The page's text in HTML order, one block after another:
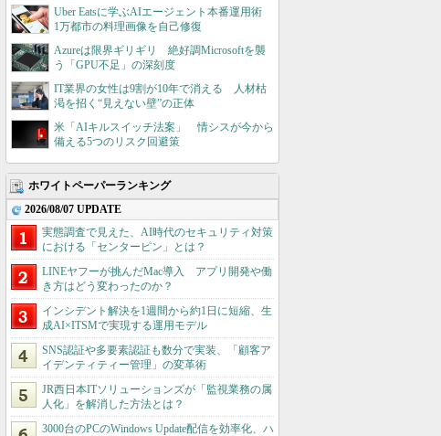
Uber Eatsに学ぶAIエージェント本番運用術
1万都市の料理画像を自己修復
Azureは限界ギリギリ 絶好調Microsoftを襲
う「GPU不足」の深刻度
IT業界の女性は9割が10年で消える 人材枯
渇を招く“見えない壁”の正体
米「AIキルスイッチ法案」 情シスが今から
備える5つのリスク回避策
ホワイトペーパーランキング
2026/08/07 UPDATE
実態調査で見えた、AI時代のセキュリティ対策
における「センターピン」とは？
LINEヤフーが挑んだMac導入 アプリ開発や働
き方はどう変わったのか？
インシデント解決を1週間から約1日に短縮、生
成AI×ITSMで実現する運用モデル
SNS認証や多要素認証も数分で実装、「顧客ア
イデンティティー管理」の変革術
JR西日本ITソリューションズが「監視業務の属
人化」を解消した方法とは？
3000台のPCのWindows Update配信を効率化、ハ